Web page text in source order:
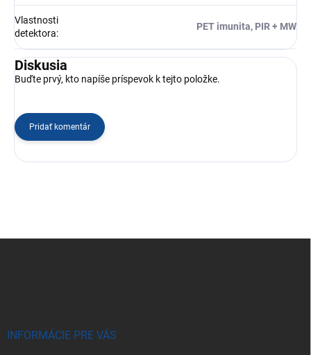
Vlastnosti
detektora:
PET imunita, PIR + MW
Diskusia
Buďte prvý, kto napíše príspevok k tejto položke.
Pridať komentár
INFORMÁCIE PRE VÁS